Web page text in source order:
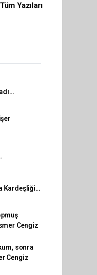
Tüm Yazıları
Kardeşliği…
Cengiz
sonra
Cengiz